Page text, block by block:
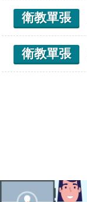
衛教單張
衛教單張